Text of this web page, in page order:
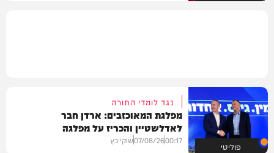
פוליטי
נגד לומדי התורה
מפלגת המאוכזבים: ארדן חבר
לאדלשטיין והכריז על מפלגה
00:17
07/08/26שוקי כץ